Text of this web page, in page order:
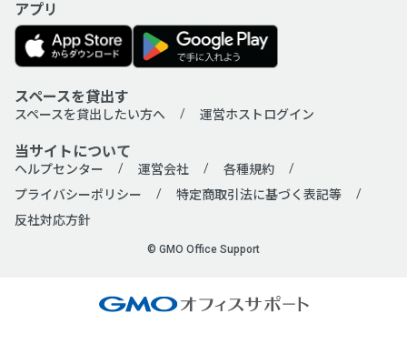
アプリ
スペースを貸出す
スペースを貸出したい方へ 運営ホストログイン
当サイトについて
ヘルプセンター 運営会社
各種規約
プライバシーポリシー
特定商取引法に基づく表記等
反社対応方針
© GMO Office Support